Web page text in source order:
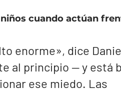
cuando actúan
enorme», dice
al principio — y está
ese miedo. Las